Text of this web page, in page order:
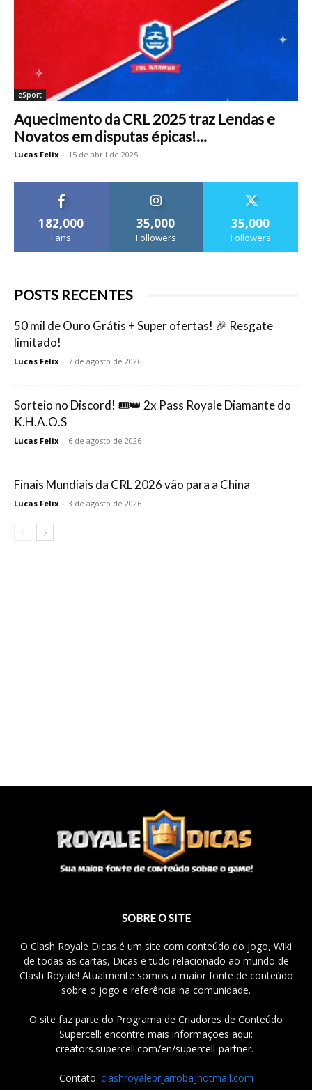
eSport
Aquecimento da CRL 2025 traz Lendas e
Novatos em disputas épicas!...
Lucas Felix - 15 de abril de 2025
182,000
Fans
35,000
Followers
35,000
Followers
POSTS RECENTES
50 mil de Ouro Grátis + Super ofertas! 🎉 Resgate
limitado!
Lucas Felix - 7 de agosto de 2026
Sorteio no Discord! 🎟️👑 2x Pass Royale Diamante do
K.H.A.O.S
Lucas Felix - 6 de agosto de 2026
Finais Mundiais da CRL 2026 vão para a China
Lucas Felix - 3 de agosto de 2026
SOBRE O SITE
O Clash Royale Dicas é um site com conteúdo do jogo, Wiki
de todas as cartas, Dicas e tudo relacionado ao mundo de
Clash Royale! Atualmente somos a maior fonte de conteúdo
sobre o jogo e referência na comunidade.
O site faz parte do Programa de Criadores de Conteúdo
Supercell; encontre mais informações aqui:
creators.supercell.com/en/supercell-partner.
Contato: clashroyalebr[arroba]hotmail.com